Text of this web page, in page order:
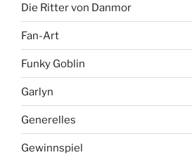
Die Ritter von Danmor
Fan-Art
Funky Goblin
Garlyn
Generelles
Gewinnspiel